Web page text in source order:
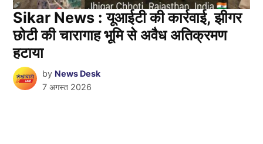
Sikar News : यूआईटी की कार्रवाई, झीगर
छोटी की चारागाह भूमि से अवैध अतिक्रमण
हटाया
by News Desk
7 अगस्त 2026